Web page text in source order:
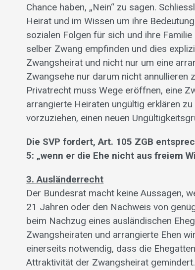
Chance haben, „Nein“ zu sagen.
Heirat und im Wissen um ihre
sozialen Folgen für sich und ihre
selber Zwang empfinden und dies
Zwangsheirat und nicht nur um eine
Zwangsehe nur darum nicht annullieren
Privatrecht muss Wege eröffnen, eine
arrangierte Heiraten ungültig erklären
vorzuziehen, einen neuen
Die SVP fordert, Art. 105 ZGB
5: „wenn er die Ehe nicht aus freiem
3. Ausländerrecht
Der Bundesrat macht keine Aussagen,
21 Jahren oder den Nachweis von
beim Nachzug eines ausländischen
Zwangsheiraten und arrangierte Ehen
einerseits notwendig, dass die
Attraktivität der Zwangsheirat